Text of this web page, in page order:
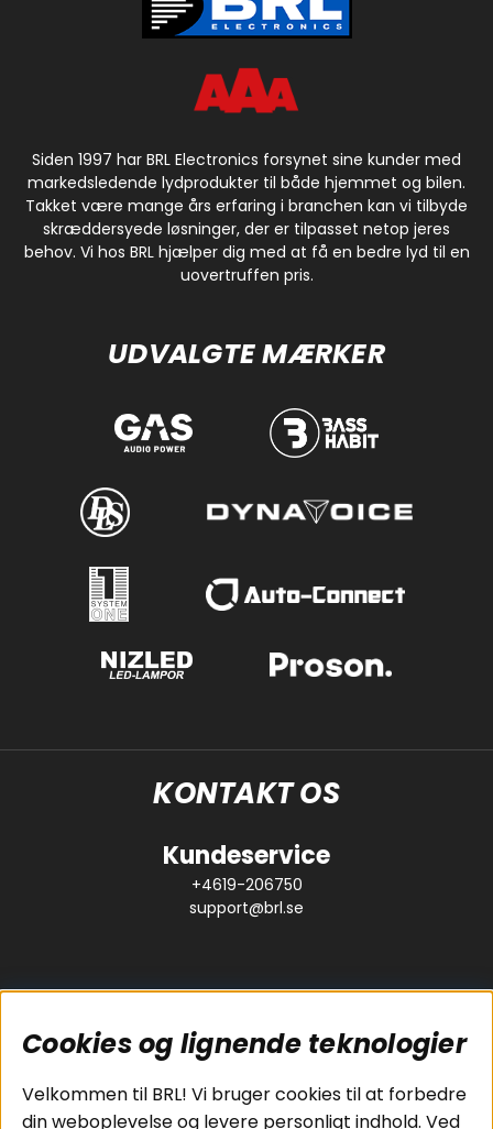
Siden 1997 har BRL Electronics forsynet sine kunder med
markedsledende lydprodukter til både hjemmet og bilen.
Takket være mange års erfaring i branchen kan vi tilbyde
skræddersyede løsninger, der er tilpasset netop jeres
behov. Vi hos BRL hjælper dig med at få en bedre lyd til en
uovertruffen pris.
UDVALGTE MÆRKER
KONTAKT OS
Kundeservice
+4619-206750
support@brl.se
Populære sider
Pakkeløsninger
Kundeservice
Cookies
Cookies og lignende teknologier
Velkommen til BRL! Vi bruger cookies til at forbedre
din weboplevelse og levere personligt indhold. Ved